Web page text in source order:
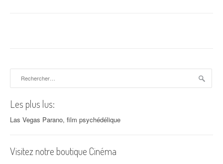
Les plus lus:
Las Vegas Parano, film psychédélique
Visitez notre boutique Cinéma